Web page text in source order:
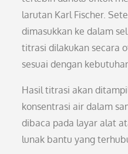
larutan Karl Fischer.
dimasukkan ke dalam
titrasi dilakukan secara
sesuai dengan
Hasil titrasi akan
konsentrasi air dalam
dibaca pada layar alat
lunak bantu yang